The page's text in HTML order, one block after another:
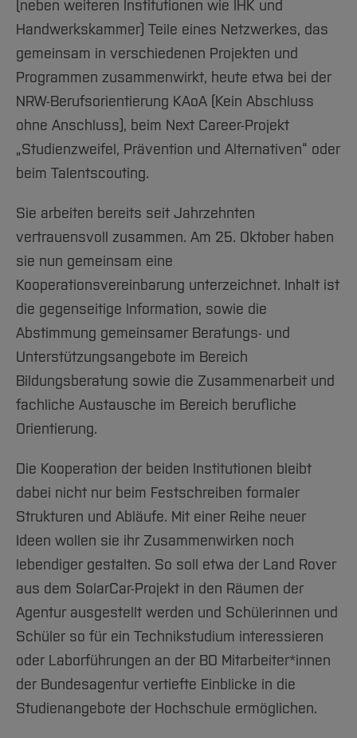
Arbeiten im FB G
Forschung und Projekte
International
Team
Studiengänge
Studieninteressierte
Aktuelles
Studium
Forschung und Entwicklung
International
Team
Service
Amtliche Bekanntmachungen
Notfall-Infos
BO Shop
Familiengerechte Hochschule
Gleichstellung
Diskriminierungsfreie Hochschule
Vertretungen
Wahlen
Hochschulbibliothek
Hochschulkommunikation
Medienzentrum
qed-Stiftung
Zentrale Studienberatung
(neben weiteren Institutionen wie IHK und
Handwerkskammer) Teile eines Netzwerkes, das
gemeinsam in verschiedenen Projekten und
Programmen zusammenwirkt, heute etwa bei der
NRW-Berufsorientierung KAoA (Kein Abschluss
ohne Anschluss), beim Next Career-Projekt
„Studienzweifel, Prävention und Alternativen“ oder
beim Talentscouting.
Sie arbeiten bereits seit Jahrzehnten
vertrauensvoll zusammen. Am 25. Oktober haben
sie nun gemeinsam eine
Kooperationsvereinbarung unterzeichnet. Inhalt ist
die gegenseitige Information, sowie die
Abstimmung gemeinsamer Beratungs- und
Unterstützungsangebote im Bereich
Bildungsberatung sowie die Zusammenarbeit und
fachliche Austausche im Bereich berufliche
Orientierung.
Die Kooperation der beiden Institutionen bleibt
dabei nicht nur beim Festschreiben formaler
Strukturen und Abläufe. Mit einer Reihe neuer
Ideen wollen sie ihr Zusammenwirken noch
lebendiger gestalten. So soll etwa der Land Rover
aus dem SolarCar-Projekt in den Räumen der
Agentur ausgestellt werden und Schülerinnen und
Schüler so für ein Technikstudium interessieren
oder Laborführungen an der BO Mitarbeiter*innen
der Bundesagentur vertiefte Einblicke in die
Studienangebote der Hochschule ermöglichen.